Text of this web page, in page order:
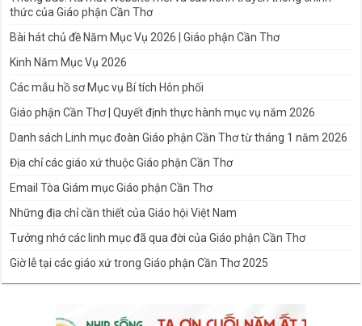
thức của Giáo phận Cần Thơ
Bài hát chủ đề Năm Mục Vụ 2026 | Giáo phận Cần Thơ
Kinh Năm Mục Vụ 2026
Các mẫu hồ sơ Mục vụ Bí tích Hôn phối
Giáo phận Cần Thơ | Quyết định thực hành mục vụ năm 2026
Danh sách Linh mục đoàn Giáo phận Cần Thơ từ tháng 1 năm 2026
Địa chỉ các giáo xứ thuộc Giáo phận Cần Thơ
Email Tòa Giám mục Giáo phận Cần Thơ
Những địa chỉ cần thiết của Giáo hội Việt Nam
Tưởng nhớ các linh mục đã qua đời của Giáo phận Cần Thơ
Giờ lễ tại các giáo xứ trong Giáo phận Cần Thơ 2025